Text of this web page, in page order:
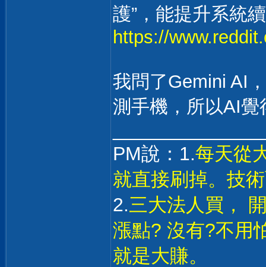
護”，能提升系統
https://
我問了Gemini AI
測手機，所以AI
PM說：1.每天從
就直接刷掉。技
2.三大法人買，
漲點? 沒有?不用
就是大賺。